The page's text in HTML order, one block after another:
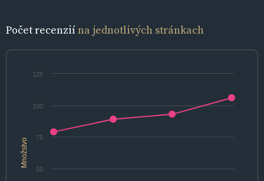
Počet recenziína jednotlivých stránkach
Množstvo
50
75
100
125